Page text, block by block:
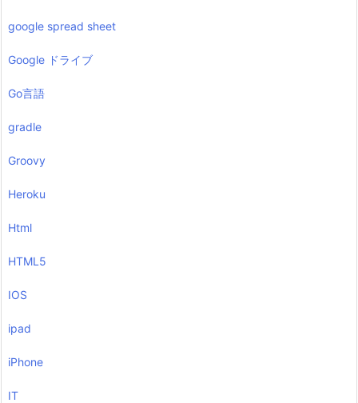
google spread sheet
Google ドライブ
Go言語
gradle
Groovy
Heroku
Html
HTML5
IOS
ipad
iPhone
IT